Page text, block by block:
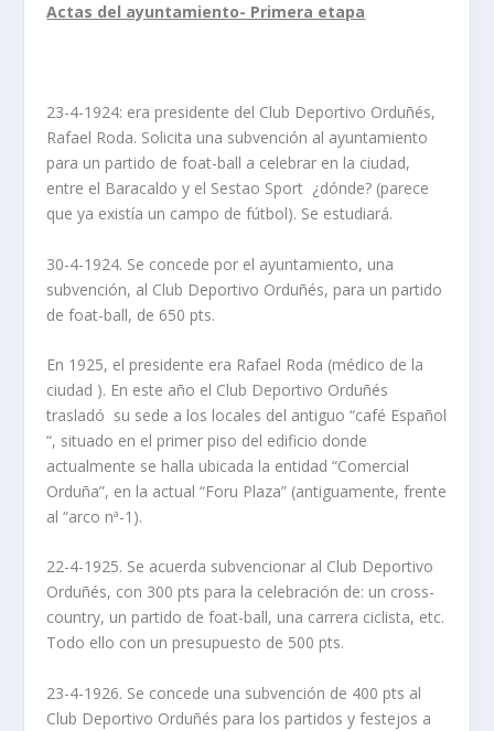
Actas del ayuntamiento- Primera etapa
23-4-1924: era presidente del Club Deportivo Orduñés,
Rafael Roda. Solicita una subvención al ayuntamiento
para un partido de foat-ball a celebrar en la ciudad,
entre el Baracaldo y el Sestao Sport ¿dónde? (parece
que ya existía un campo de fútbol). Se estudiará.
30-4-1924. Se concede por el ayuntamiento, una
subvención, al Club Deportivo Orduñés, para un partido
de foat-ball, de 650 pts.
En 1925, el presidente era Rafael Roda (médico de la
ciudad ). En este año el Club Deportivo Orduñés
trasladó su sede a los locales del antiguo “café Español
“, situado en el primer piso del edificio donde
actualmente se halla ubicada la entidad “Comercial
Orduña”, en la actual “Foru Plaza” (antiguamente, frente
al “arco nª-1).
22-4-1925. Se acuerda subvencionar al Club Deportivo
Orduñés, con 300 pts para la celebración de: un cross-
country, un partido de foat-ball, una carrera ciclista, etc.
Todo ello con un presupuesto de 500 pts.
23-4-1926. Se concede una subvención de 400 pts al
Club Deportivo Orduñés para los partidos y festejos a